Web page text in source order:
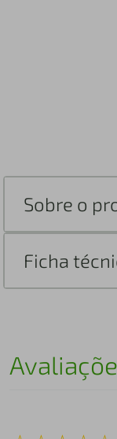
Sobre o
Ficha